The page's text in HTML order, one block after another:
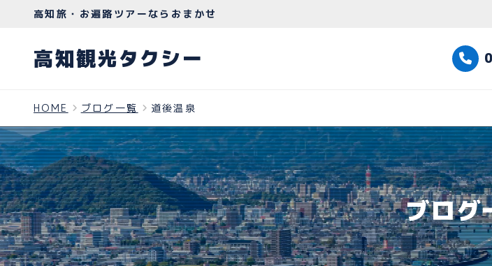
高知観光タクシー
高知旅・お遍路ツアーならおまかせ
高知観光タクシー
HOME ブログ一覧 道後温泉
ブログ